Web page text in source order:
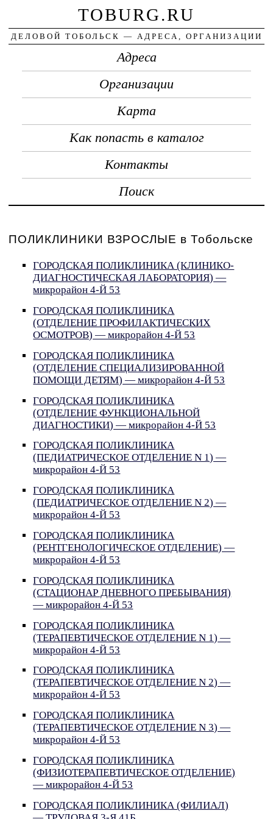
TOBURG.RU
ДЕЛОВОЙ ТОБОЛЬСК — АДРЕСА, ОРГАНИЗАЦИИ
Адреса
Организации
Карта
Как попасть в каталог
Контакты
Поиск
ПОЛИКЛИНИКИ ВЗРОСЛЫЕ в Тобольске
ГОРОДСКАЯ ПОЛИКЛИНИКА (КЛИНИКО-
ДИАГНОСТИЧЕСКАЯ ЛАБОРАТОРИЯ) —
микрорайон 4-Й 53
ГОРОДСКАЯ ПОЛИКЛИНИКА
(ОТДЕЛЕНИЕ ПРОФИЛАКТИЧЕСКИХ
ОСМОТРОВ) — микрорайон 4-Й 53
ГОРОДСКАЯ ПОЛИКЛИНИКА
(ОТДЕЛЕНИЕ СПЕЦИАЛИЗИРОВАННОЙ
ПОМОЩИ ДЕТЯМ) — микрорайон 4-Й 53
ГОРОДСКАЯ ПОЛИКЛИНИКА
(ОТДЕЛЕНИЕ ФУНКЦИОНАЛЬНОЙ
ДИАГНОСТИКИ) — микрорайон 4-Й 53
ГОРОДСКАЯ ПОЛИКЛИНИКА
(ПЕДИАТРИЧЕСКОЕ ОТДЕЛЕНИЕ N 1) —
микрорайон 4-Й 53
ГОРОДСКАЯ ПОЛИКЛИНИКА
(ПЕДИАТРИЧЕСКОЕ ОТДЕЛЕНИЕ N 2) —
микрорайон 4-Й 53
ГОРОДСКАЯ ПОЛИКЛИНИКА
(РЕНТГЕНОЛОГИЧЕСКОЕ ОТДЕЛЕНИЕ) —
микрорайон 4-Й 53
ГОРОДСКАЯ ПОЛИКЛИНИКА
(СТАЦИОНАР ДНЕВНОГО ПРЕБЫВАНИЯ)
— микрорайон 4-Й 53
ГОРОДСКАЯ ПОЛИКЛИНИКА
(ТЕРАПЕВТИЧЕСКОЕ ОТДЕЛЕНИЕ N 1) —
микрорайон 4-Й 53
ГОРОДСКАЯ ПОЛИКЛИНИКА
(ТЕРАПЕВТИЧЕСКОЕ ОТДЕЛЕНИЕ N 2) —
микрорайон 4-Й 53
ГОРОДСКАЯ ПОЛИКЛИНИКА
(ТЕРАПЕВТИЧЕСКОЕ ОТДЕЛЕНИЕ N 3) —
микрорайон 4-Й 53
ГОРОДСКАЯ ПОЛИКЛИНИКА
(ФИЗИОТЕРАПЕВТИЧЕСКОЕ ОТДЕЛЕНИЕ)
— микрорайон 4-Й 53
ГОРОДСКАЯ ПОЛИКЛИНИКА (ФИЛИАЛ)